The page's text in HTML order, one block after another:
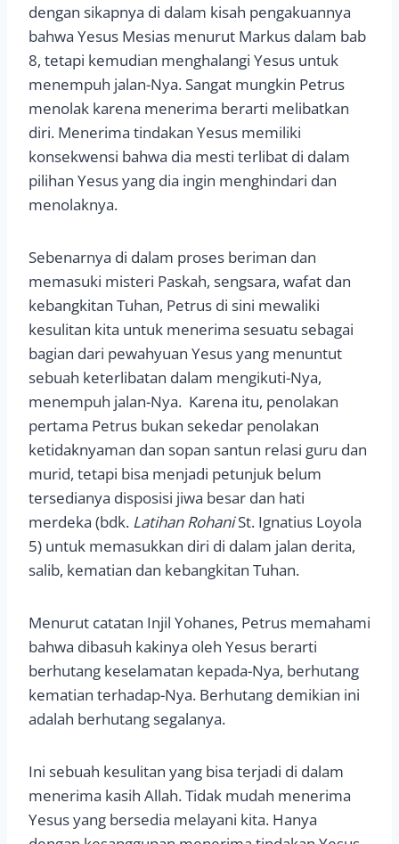
dengan sikapnya di dalam kisah pengakuannya
bahwa Yesus Mesias menurut Markus dalam bab
8, tetapi kemudian menghalangi Yesus untuk
menempuh jalan-Nya. Sangat mungkin Petrus
menolak karena menerima berarti melibatkan
diri. Menerima tindakan Yesus memiliki
konsekwensi bahwa dia mesti terlibat di dalam
pilihan Yesus yang dia ingin menghindari dan
menolaknya.
Sebenarnya di dalam proses beriman dan
memasuki misteri Paskah, sengsara, wafat dan
kebangkitan Tuhan, Petrus di sini mewaliki
kesulitan kita untuk menerima sesuatu sebagai
bagian dari pewahyuan Yesus yang menuntut
sebuah keterlibatan dalam mengikuti-Nya,
menempuh jalan-Nya. Karena itu, penolakan
pertama Petrus bukan sekedar penolakan
ketidaknyaman dan sopan santun relasi guru dan
murid, tetapi bisa menjadi petunjuk belum
tersedianya disposisi jiwa besar dan hati
merdeka (bdk. Latihan RohaniSt. Ignatius Loyola
5) untuk memasukkan diri di dalam jalan derita,
salib, kematian dan kebangkitan Tuhan.
Menurut catatan Injil Yohanes, Petrus memahami
bahwa dibasuh kakinya oleh Yesus berarti
berhutang keselamatan kepada-Nya, berhutang
kematian terhadap-Nya. Berhutang demikian ini
adalah berhutang segalanya.
Ini sebuah kesulitan yang bisa terjadi di dalam
menerima kasih Allah. Tidak mudah menerima
Yesus yang bersedia melayani kita. Hanya